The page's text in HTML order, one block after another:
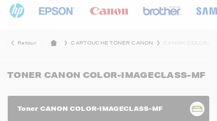
Retour CARTOUCHE TONER CANON CANON COLOR-
TONER CANON COLOR-IMAGECLASS-MF
Toner CANON COLOR-IMAGECLASS-MF